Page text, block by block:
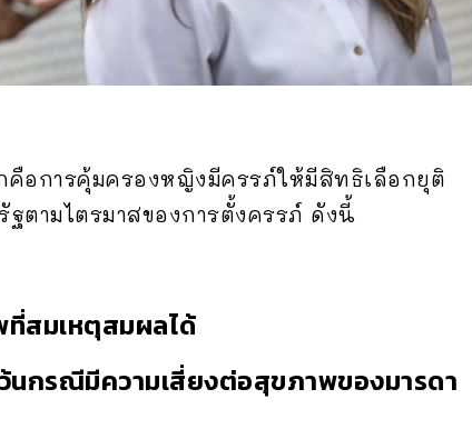
อการคุ้มครองหญิงมีครรภ์ให้มีสิทธิเลือกยุติ
ฐตามไตรมาสของการตั้งครรภ์ ดังนี้
สมเหตุสมผลได้
นกรณีมีความเสี่ยงต่อสุขภาพของมารดา